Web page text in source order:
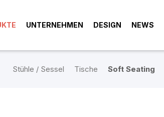
UNTERNEHMEN DESIGN NEWS
Stühle / Sessel Tische Soft Seating